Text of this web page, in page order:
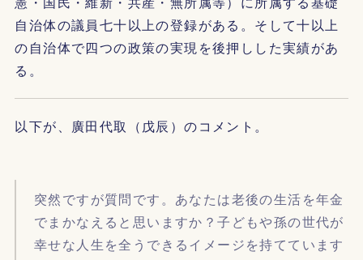
自治体の議員七十以上の登録がある。そして十以上
の自治体で四つの政策の実現を後押しした実績があ
る。
以下が、廣田代取（戊辰）のコメント。
突然ですが質問です。あなたは老後の生活を年金
でまかなえると思いますか？子どもや孫の世代が
幸せな人生を全うできるイメージを持てています